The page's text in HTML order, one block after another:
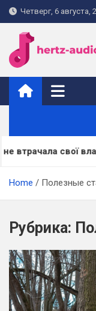
Skip
to
content
Четверг, 6 августа,
hertz-
свої властивості
Home Полезные
Рубрика: